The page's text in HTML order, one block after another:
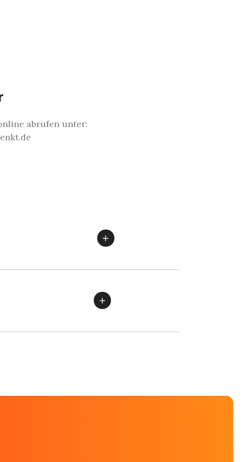
abrufen unter: